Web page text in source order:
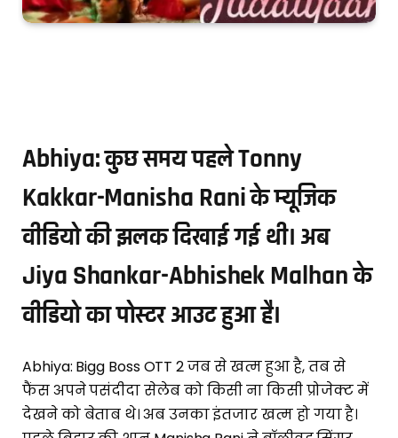
Abhiya: कुछ समय पहले Tonny
Kakkar-Manisha Rani के म्यूजिक
वीडियो की झलक दिखाई गई थी। अब
Jiya Shankar-Abhishek Malhan के
वीडियो का पोस्टर आउट हुआ है।
Abhiya: Bigg Boss OTT 2 जब से खत्म हुआ है, तब से
फैंस अपने पसंदीदा सेलेब को किसी ना किसी प्रोजेक्ट में
देखने को बेताब थे। अब उनका इंतजार खत्म हो गया है।